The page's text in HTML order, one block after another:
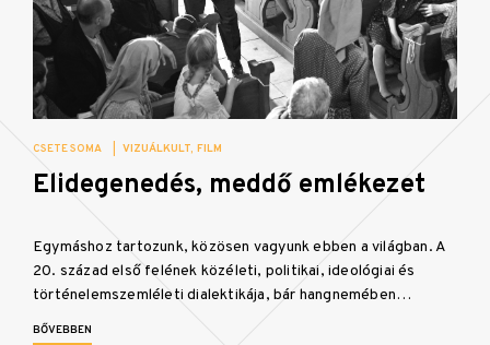
CSETE SOMA VIZUÁLKULT FILM
Elidegenedés, meddő emlékezet
Egymáshoz tartozunk, közösen vagyunk ebben a világban. A
20. század első felének közéleti, politikai, ideológiai és
történelemszemléleti dialektikája, bár hangnemében…
BŐVEBBEN